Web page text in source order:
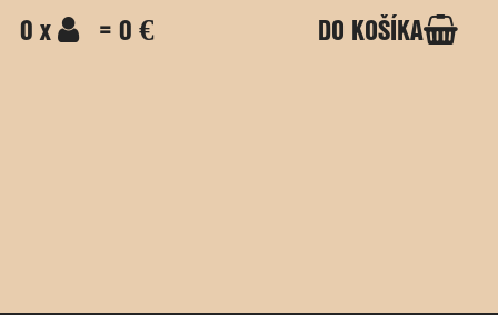
0 x = 0 € DO KOŠÍKA